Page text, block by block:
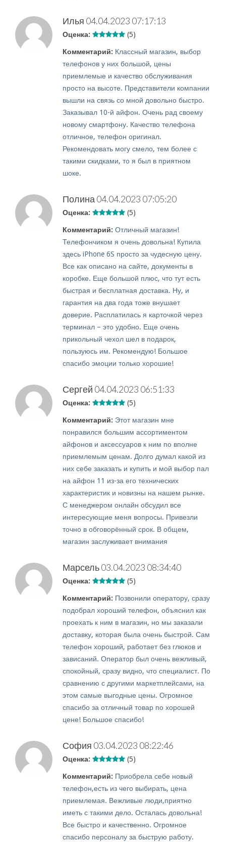
Илья 04.04.2023 07:17:13
Оценка: (5)
Комментарий: Классный магазин, выбор
телефонов у них большой, цены
приемлемые и качество обслуживания
просто на высоте. Представители компании
вышли на связь со мной довольно быстро.
Заказывал 10-й айфон. Очень рад своему
новому смартфону. Качество телефона
отличное, телефон оригинал.
Рекомендовать могу смело, тем более с
такими скидками, то я был в приятном
шоке.
Полина 04.04.2023 07:05:20
Оценка: (5)
Комментарий: Отличный магазин!
Телефончиком я очень довольна! Купила
здесь iPhone 6S просто за чудесную цену.
Все как описано на сайте, документы в
коробке. Еще большой плюс, что тут есть
быстрая и бесплатная доставка. Ну, и
гарантия на два года тоже внушает
доверие. Расплатилась я карточкой через
терминал – это удобно. Еще очень
прикольный чехол шел в подарок,
пользуюсь им. Рекомендую! Большое
спасибо эмоции только хорошие!
Сергей 04.04.2023 06:51:33
Оценка: (5)
Комментарий: Этот магазин мне
понравился большим ассортиментом
айфонов и аксессуаров к ним по вполне
приемлемым ценам. Долго думал какой из
них себе заказать и купить и мой выбор пал
на айфон 11 из-за его технических
характеристик и новизны на нашем рынке.
С менеджером онлайн обсудил все
интересующие меня вопросы. Привезли
точно в обговорённый срок. В общем,
магазин заслуживает внимания
Марсель03.04.2023 08:34:40
Оценка: (5)
Комментарий: Позвонили оператору, сразу
подобрал хороший телефон, объяснил как
проехать к ним в магазин, но мы заказали
доставку, которая была очень быстрой. Сам
телефон хороший, работает без глюков и
зависаний. Оператор был очень вежливый,
спокойный, сразу видно, что специалист. По
сравнению с другими маркетплейсами, на
этом самые выгодные цены. Огромное
спасибо за отличный товар по хорошей
цене! Большое спасибо!
София 03.04.2023 08:22:46
Оценка: (5)
Комментарий: Приобрела себе новый
телефон,есть из чего выбирать, цена
приемлемая. Вежливые люди,приятно
иметь с такими дело. Осталась довольна!
Все быстро и качественно. Огромное
спасибо персоналу за быструю работу.